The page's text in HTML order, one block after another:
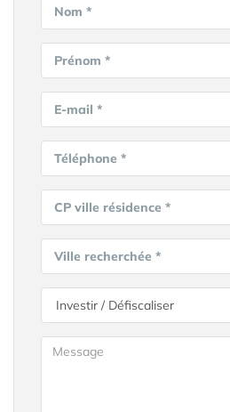
Nom *
Prénom *
E-mail *
Téléphone *
CP ville résidence *
Ville recherchée *